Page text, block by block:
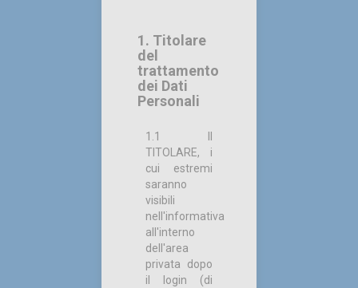
1. Titolare
del
trattamento
dei Dati
Personali
1.1 Il
TITOLARE, i
cui estremi
saranno
visibili
nell'informativa
all'interno
dell'area
privata dopo
il login (di